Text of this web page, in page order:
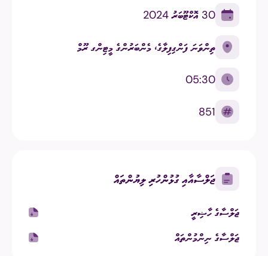
30 އޮކްޓޫބަރު 2024
ތިންވަނަ ފަންގިފިލާގެ، މެންބަރުންގެ މީޓިންގ ރޫމް
05:30
851
ޖަލްސާއާއި ގުޅުންހުރި ލިޔުންތައް
ޖަލްސާގެ ހާޟިރީ
ޖަލްސާގެ ނިންމުންތައް